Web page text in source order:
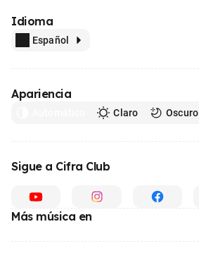
Idioma
Español
Apariencia
Claro Oscuro
Sigue a Cifra Club
Más música en